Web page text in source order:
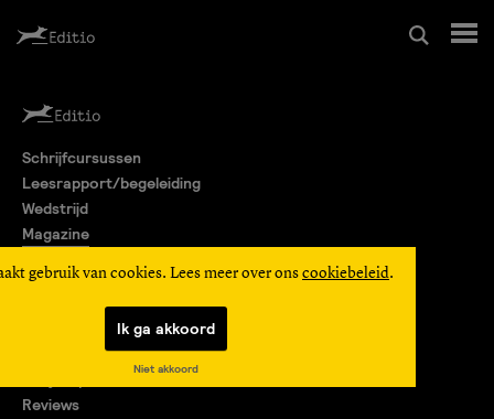
Leesrapport/begeleiding
Wedstrijd
Editio Producties
gebruik van cookies. Lees meer over ons cookiebeleid.
Ik ga akkoord
Niet akkoord
Schrijfcursussen
Leesrapport/begeleiding
Wedstrijd
Magazine
Reviews